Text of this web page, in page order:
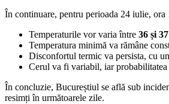
În continuare, pentru perioada 24 iulie,
Temperaturile vor varia între 36 și
Temperatura minimă va rămâne
Disconfortul termic va persista, cu
Cerul va fi variabil, iar probabilitatea
În concluzie, Bucureștiul se află sub
resimți în următoarele zile.